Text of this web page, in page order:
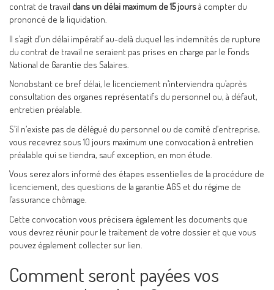
contrat de travail dans un délai maximum de 15 joursà compter du
prononcé de la liquidation.
Il s’agit d’un délai impératif au-delà duquel les indemnités de rupture
du contrat de travail ne seraient pas prises en charge par le Fonds
National de Garantie des Salaires.
Nonobstant ce bref délai, le licenciement n’interviendra qu’après
consultation des organes représentatifs du personnel ou, à défaut,
entretien préalable.
S’il n’existe pas de délégué du personnel ou de comité d’entreprise,
vous recevrez sous 10 jours maximum une convocation à entretien
préalable qui se tiendra, sauf exception, en mon étude.
Vous serez alors informé des étapes essentielles de la procédure de
licenciement, des questions de la garantie AGS et du régime de
l’assurance chômage.
Cette convocation vous précisera également les documents que
vous devrez réunir pour le traitement de votre dossier et que vous
pouvez également collecter sur lien.
Comment seront payées vos